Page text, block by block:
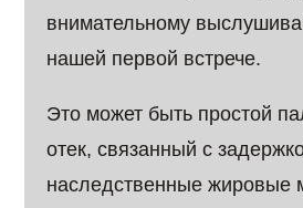
внимательному
нашей первой встрече.
Это может быть простой
отек, связанный с
наследственные жировые